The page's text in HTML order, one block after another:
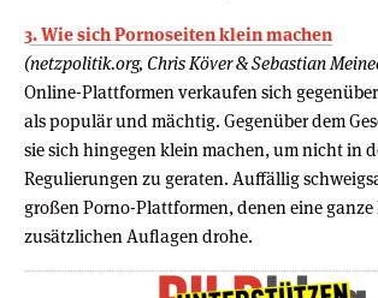
3. Wie sich Pornoseiten klein machen
(netzpolitik.org, Chris Köver & Sebastian
Online-Plattformen verkaufen sich
als populär und mächtig. Gegenüber dem
sie sich hingegen klein machen, um nicht in
Regulierungen zu geraten. Auffällig
großen Porno-Plattformen, denen eine ganze
zusätzlichen Auflagen drohe.